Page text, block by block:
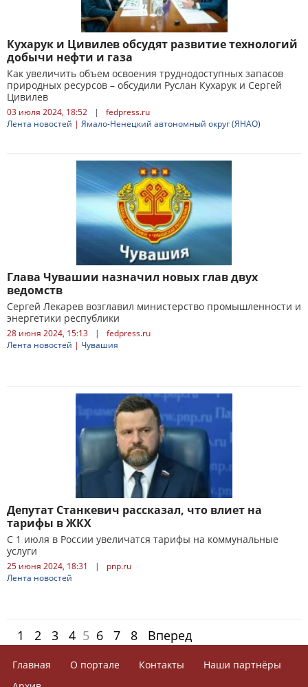
Кухарук и Цивилев обсудят развитие технологий
добычи нефти и газа
Как увеличить объем освоения труднодоступных запасов
природных ресурсов – обсудили Руслан Кухарук и Сергей
Цивилев
03 июля 2024, 18:52 |
fedpress.ru
Лента новостей | Ямало-Ненецкий автономный округ (ЯНАО)
Глава Чувашии назначил новых глав двух
ведомств
Сергей Лекарев возглавил министерство промышленности и
энергетики республики
28 июня 2024, 15:13 |
fedpress.ru
Лента новостей | Чувашия
Депутат Станкевич рассказал, что влиет на
тарифы в ЖКХ
С 1 июля в России увеличатся тарифы на коммунальные
услуги
25 июня 2024, 18:31 |
pnp.ru
Лента новостей
1 2 3 4 5 6 7 8 Вперед
Главная О портале Контакты
Наши партнёры